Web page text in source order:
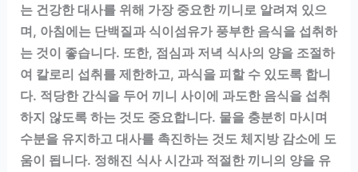
는 건강한 대사를 위해 가장 중요한 끼니로 알려져 있으
며, 아침에는 단백질과 식이섬유가 풍부한 음식을 섭취하
는 것이 좋습니다. 또한, 점심과 저녁 식사의 양을 조절하
여 칼로리 섭취를 제한하고, 과식을 피할 수 있도록 합니
다. 적당한 간식을 두어 끼니 사이에 과도한 음식을 섭취
하지 않도록 하는 것도 중요합니다. 물을 충분히 마시며
수분을 유지하고 대사를 촉진하는 것도 체지방 감소에 도
움이 됩니다. 정해진 식사 시간과 적절한 끼니의 양을 유